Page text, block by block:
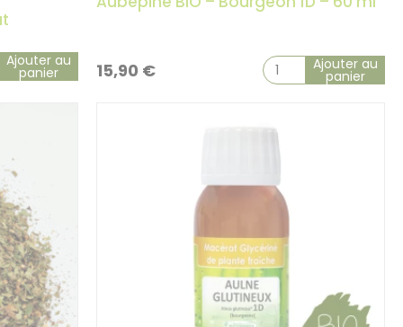
Ajouter au
panier 15,90 € Ajouter au
panier